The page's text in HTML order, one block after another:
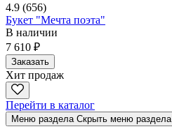
4.9 (656)
Букет "Мечта поэта"
В наличии
7 610 ₽
Заказать
Хит продаж
Перейти в каталог
Меню раздела Скрыть меню раздела